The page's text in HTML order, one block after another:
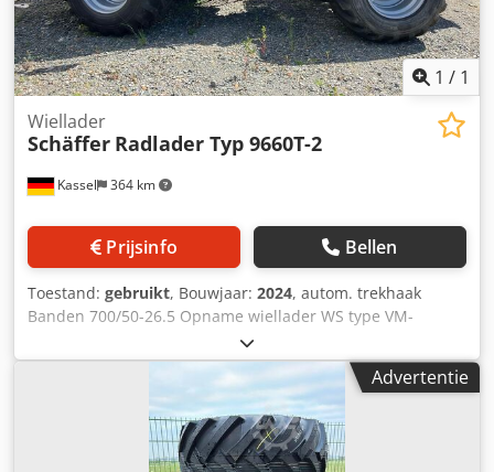
1 / 1
Kassel 364 km
Wiellader
Schäffer Radlader Typ 9660T-2
Prijsinfo Bellen
Toestand: gebruikt, Bouwjaar: 2024, autom. trekhaak
Banden 700/50-26.5 Opname wiellader WS type VM-
opname voor 9660 T / Ombouwonderdelen vreemde
apparaten Deutz-motor 204 pk SDCT-transmissie 40 km/u /
Rijpedaalregeling incl. handgas vergrendelingspositie
elektrisch voor extra regelventiel / Centrale
smeerinstallatie Djdpfx Ajt Dxnrsb Rsck
Advertentie